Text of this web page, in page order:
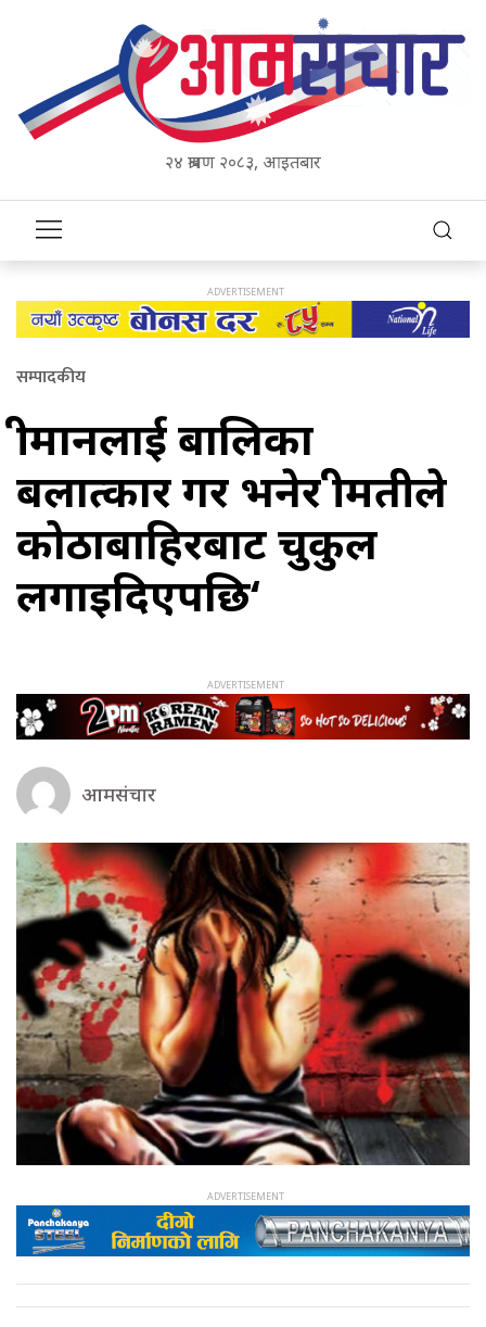
२४ श्रावण २०८३, आइतबार
सम्पादकीय
श्रीमानलाई बालिका
बलात्कार गर भनेर श्रीमतीले
कोठाबाहिरबाट चुकुल
लगाइदिएपछि‘
आमसंचार